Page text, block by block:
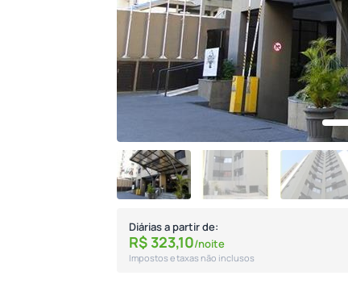
Diárias a partir de:
R$ 323,10/noite
Impostos e taxas não inclusos